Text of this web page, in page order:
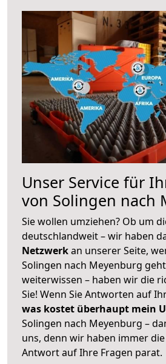
Unser Service für
von Solingen nach
Sie wollen umziehen? Ob um
deutschlandweit – wir haben
Netzwerkan unserer Seite,
Solingen nach Meyenburg
weiterwissen – haben wir die
Sie! Wenn Sie Antworten auf
was kostet überhaupt mein
Solingen nach Meyenburg –
uns, denn wir haben immer
Antwort auf Ihre Fragen parat.